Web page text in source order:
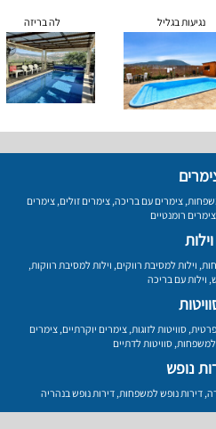
נגיעות בגליל לה בריזה
, צימרים עם בריכה, צימרים זולים, צימרים
צימרים רומנטיים
וילות
, וילות למסיבת רווקים, וילות למסיבת רווקות,
, וילות עם בריכה
,סוויטות לזוגות,צימרים יוקרתיים,צימרים
למשפחות,סוויטות לדתיים
נופש
, דירות נופש למשפחות, דירות נופש בנהריה